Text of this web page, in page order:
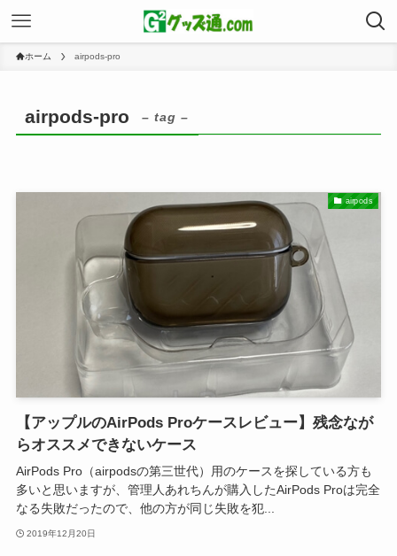
ホーム airpods-pro
airpods-pro – tag –
airpods
【アップルのAirPods Proケースレビュー】残念なが
らオススメできないケース
AirPods Pro（airpodsの第三世代）用のケースを探している方も
多いと思いますが、管理人あれちんが購入したAirPods Proは完全
なる失敗だったので、他の方が同じ失敗を犯...
2019年12月20日